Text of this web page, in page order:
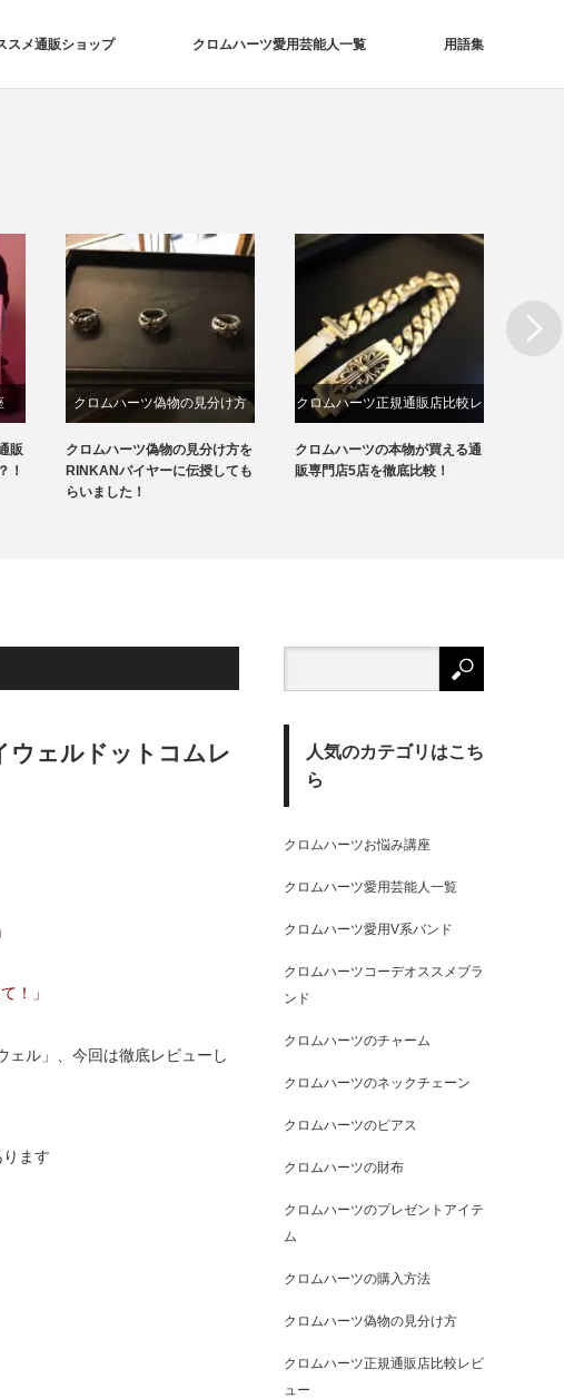
スメ通販ショップ クロムハーツ愛用芸能人一覧 用語集
販
！
クロムハーツ偽物の見分け方
クロムハーツ偽物の見分け方を
RINKANバイヤーに伝授しても
らいました！
クロムハーツ正規通販店比較レ
ビュー
クロムハーツの本物が買える通
販専門店5店を徹底比較！
Next
ウェルドットコムレ
！」
ェル」、今回は徹底レビューし
ります
人気のカテゴリはこち
ら
クロムハーツお悩み講座
クロムハーツ愛用芸能人一覧
クロムハーツ愛用V系バンド
クロムハーツコーデオススメブラ
ンド
クロムハーツのチャーム
クロムハーツのネックチェーン
クロムハーツのピアス
クロムハーツの財布
クロムハーツのプレゼントアイテ
ム
クロムハーツの購入方法
クロムハーツ偽物の見分け方
クロムハーツ正規通販店比較レビ
ュー